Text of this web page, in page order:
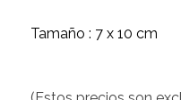
Tamaño : 7 x 10 cm